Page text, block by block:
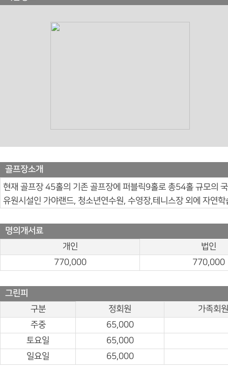
골프장소개
현재 골프장 45홀의 기존 골프장에 퍼블릭9홀로 총54홀 규모의
유원시설인 가야랜드, 청소년연수원, 수영장,테니스장 외에 자연
명의개서료
개인
법인
770,000
770,000
그린피
구분
정회원
가족회원
주중
65,000
토요일
65,000
일요일
65,000